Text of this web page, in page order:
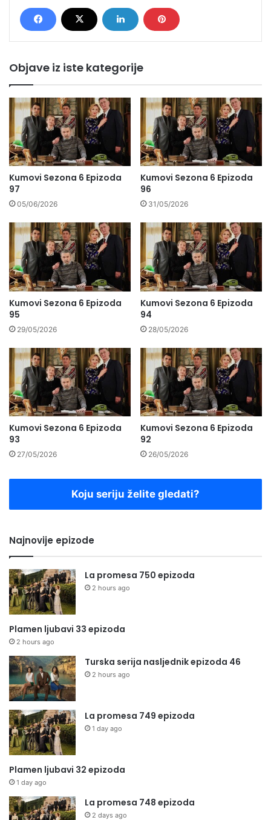
Objave iz iste kategorije
Kumovi Sezona 6 Epizoda
97
05/06/2026
Kumovi Sezona 6 Epizoda
96
31/05/2026
Kumovi Sezona 6 Epizoda
95
29/05/2026
Kumovi Sezona 6 Epizoda
94
28/05/2026
Kumovi Sezona 6 Epizoda
93
27/05/2026
Kumovi Sezona 6 Epizoda
92
26/05/2026
Koju seriju želite gledati?
Najnovije epizode
La promesa 750 epizoda
2 hours ago
Plamen ljubavi 33 epizoda
2 hours ago
Turska serija nasljednik epizoda 46
2 hours ago
La promesa 749 epizoda
1 day ago
Plamen ljubavi 32 epizoda
1 day ago
La promesa 748 epizoda
2 days ago